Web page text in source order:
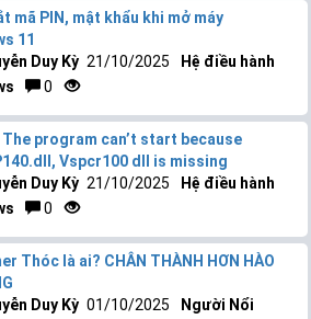
mã PIN, mật khẩu khi mở máy
11
Duy Kỳ 21/10/2025
Hệ điều hành
0
program can’t start because
Vspcr100 dll is missing
Duy Kỳ 21/10/2025
Hệ điều hành
0
Thóc là ai? CHÂN THÀNH HƠN HÀO
Duy Kỳ 01/10/2025
Người Nổi